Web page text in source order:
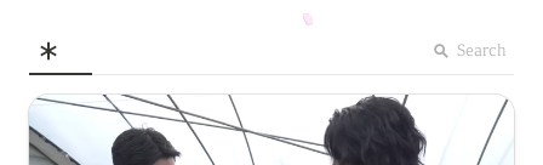
Search